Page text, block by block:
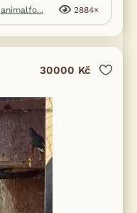
animalfo... 2884×
30000 Kč